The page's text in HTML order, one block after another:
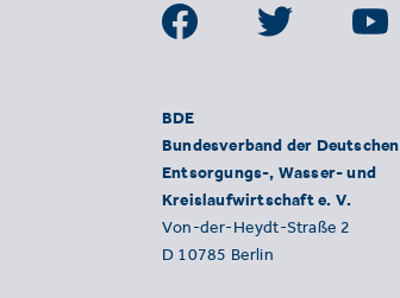
BDE
Bundesverband der Deutschen
Entsorgungs-, Wasser- und
Kreislaufwirtschaft e. V.
Von-der-Heydt-Straße 2
D 10785 Berlin